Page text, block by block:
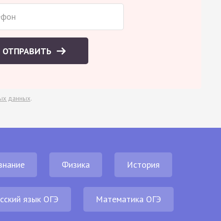
ОТПРАВИТЬ
данных.
Физика История
язык ОГЭ Математика ОГЭ